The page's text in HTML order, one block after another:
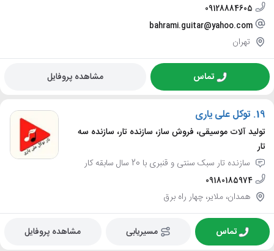
09128884605
bahrami.guitar@yahoo.com
تهران
تماس مشاهده پروفایل
19. توکل علی یاری
تولید آلات موسیقی، فروش ساز، سازنده تار، سازنده سه
تار
سازنده تار سبک سنتی و قنبری با 20 سال سابقه کار
09180185974
همدان، ملایر، چهار راه برق
تماس مسیریابی مشاهده پروفایل